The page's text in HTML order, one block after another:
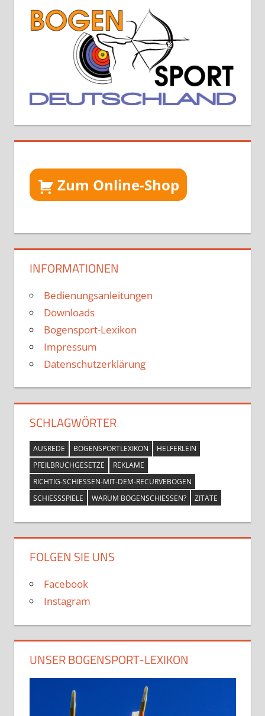
Zum Online-Shop
INFORMATIONEN
Bedienungsanleitungen
Downloads
Bogensport-Lexikon
Impressum
Datenschutzerklärung
SCHLAGWÖRTER
AUSREDE BOGENSPORTLEXIKON
HELFERLEIN
PFEILBRUCHGESETZE
REKLAME
RICHTIG-SCHIESSEN-MIT-DEM-RECURVEBOGEN
SCHIESSSPIELE
WARUM BOGENSCHIESSEN? ZITATE
FOLGEN SIE UNS
Facebook
Instagram
UNSER BOGENSPORT-LEXIKON